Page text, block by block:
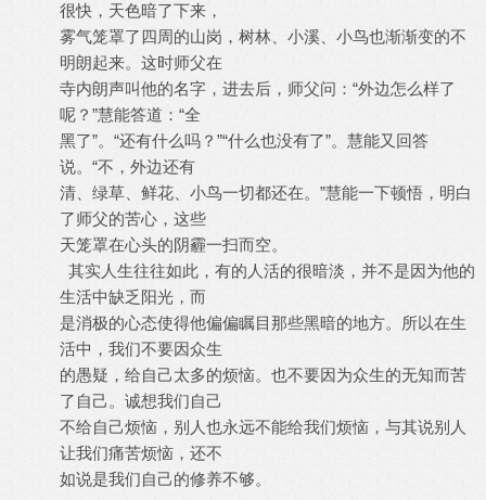
很快，天色暗了下来，
雾气笼罩了四周的山岗，树林、小溪、小鸟也渐渐变的不
明朗起来。这时师父在
寺内朗声叫他的名字，进去后，师父问：“外边怎么样了
呢？”慧能答道：“全
黑了”。“还有什么吗？”“什么也没有了”。慧能又回答
说。“不，外边还有
清、绿草、鲜花、小鸟一切都还在。”慧能一下顿悟，明白
了师父的苦心，这些
天笼罩在心头的阴霾一扫而空。
其实人生往往如此，有的人活的很暗淡，并不是因为他的
生活中缺乏阳光，而
是消极的心态使得他偏偏瞩目那些黑暗的地方。所以在生
活中，我们不要因众生
的愚疑，给自己太多的烦恼。也不要因为众生的无知而苦
了自己。诚想我们自己
不给自己烦恼，别人也永远不能给我们烦恼，与其说别人
让我们痛苦烦恼，还不
如说是我们自己的修养不够。